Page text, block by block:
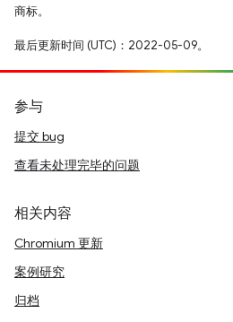
商标。
最后更新时间 (UTC)：2022-05-09。
参与
提交 bug
查看未处理完毕的问题
相关内容
Chromium 更新
案例研究
归档